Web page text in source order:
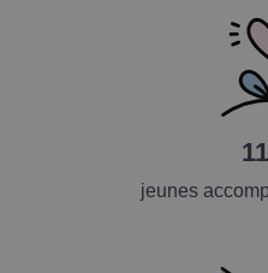
jeunes